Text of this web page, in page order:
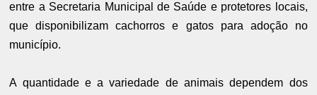
entre a Secretaria Municipal de Saúde e protetores locais,
que disponibilizam cachorros e gatos para adoção no
município.
A quantidade e a variedade de animais dependem dos